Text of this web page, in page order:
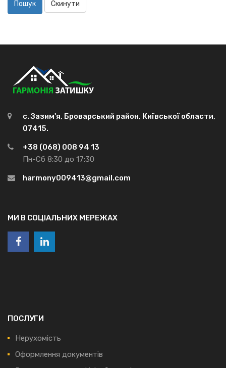
Пошук Скинути
с. Зазим'я, Броварський район, Київської области,
07415.
+38 (068) 008 94 13
Пн-Сб 8:30 до 17:30
harmony009413@gmail.com
МИ В СОЦІАЛЬНИХ МЕРЕЖАХ
ПОСЛУГИ
Нерухомість
Оформлення документів